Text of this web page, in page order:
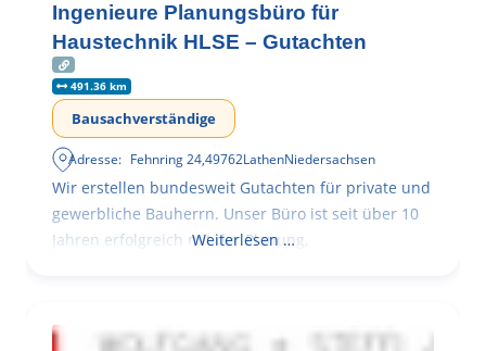
Ingenieure Planungsbüro für
Haustechnik HLSE – Gutachten
491.36 km
Bausachverständige
Adresse: Fehnring 24,49762LathenNiedersachsen
Wir erstellen bundesweit Gutachten für private und
gewerbliche Bauherrn. Unser Büro ist seit über 10
Jahren erfolgreich mit der Planung,
Weiterlesen …